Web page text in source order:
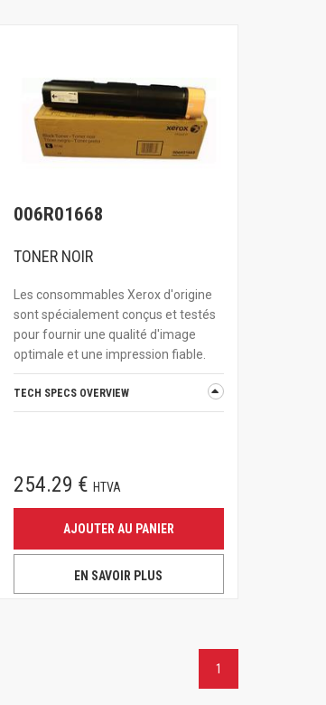
006R01668
TONER NOIR
Les consommables Xerox d'origine
sont spécialement conçus et testés
pour fournir une qualité d'image
optimale et une impression fiable.
TECH SPECS OVERVIEW
254.29 € HTVA
AJOUTER AU PANIER
EN SAVOIR PLUS
1